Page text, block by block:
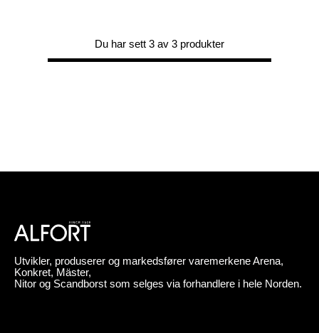
Du har sett 3 av 3 produkter
Utvikler, produserer og markedsfører varemerkene Arena,
Konkret, Mäster,
Nitor og Scandborst som selges via forhandlere i hele Norden.